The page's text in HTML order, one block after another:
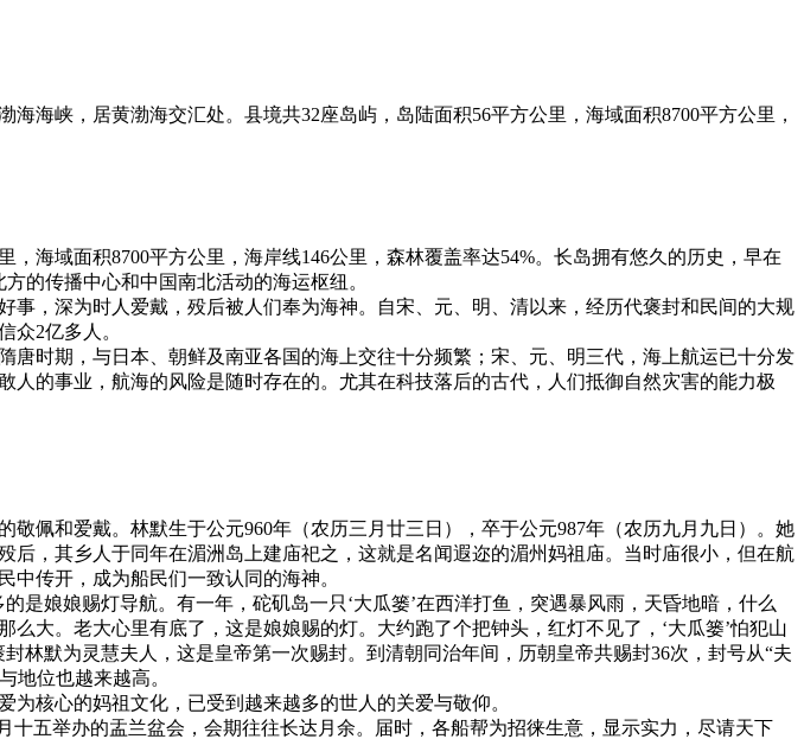
海峡，居黄渤海交汇处。县境共32座岛屿，岛陆面积56平方公里，海域面积8700平方公里，
海域面积8700平方公里，海岸线146公里，森林覆盖率达54%。长岛拥有悠久的历史，早在
的传播中心和中国南北活动的海运枢纽。
，深为时人爱戴，殁后被人们奉为海神。自宋、元、明、清以来，经历代褒封和民间的大规
众2亿多人。
时期，与日本、朝鲜及南亚各国的海上交往十分频繁；宋、元、明三代，海上航运已十分发
的事业，航海的风险是随时存在的。尤其在科技落后的古代，人们抵御自然灾害的能力极
佩和爱戴。林默生于公元960年（农历三月廿三日），卒于公元987年（农历九月九日）。她
，其乡人于同年在湄洲岛上建庙祀之，这就是名闻遐迩的湄州妈祖庙。当时庙很小，但在航
传开，成为船民们一致认同的海神。
娘娘赐灯导航。有一年，砣矶岛一只‘大瓜篓’在西洋打鱼，突遇暴风雨，天昏地暗，什么
大。老大心里有底了，这是娘娘赐的灯。大约跑了个把钟头，红灯不见了，‘大瓜篓’怕犯山
林默为灵慧夫人，这是皇帝第一次赐封。到清朝同治年间，历朝皇帝共赐封36次，封号从“夫
地位也越来越高。
核心的妈祖文化，已受到越来越多的世人的关爱与敬仰。
五举办的盂兰盆会，会期往往长达月余。届时，各船帮为招徕生意，显示实力，尽请天下